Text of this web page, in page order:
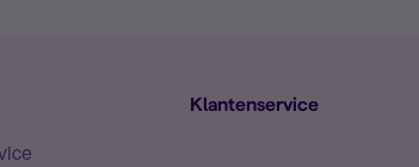
Klantenservice